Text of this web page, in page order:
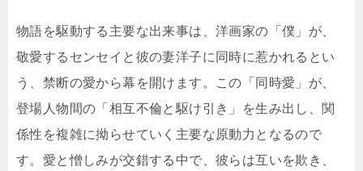
物語を駆動する主要な出来事は、洋画家の「僕」が、
敬愛するセンセイと彼の妻洋子に同時に惹かれるとい
う、禁断の愛から幕を開けます。この「同時愛」が、
登場人物間の「相互不倫と駆け引き」を生み出し、関
係性を複雑に拗らせていく主要な原動力となるので
す。愛と憎しみが交錯する中で、彼らは互いを欺き、